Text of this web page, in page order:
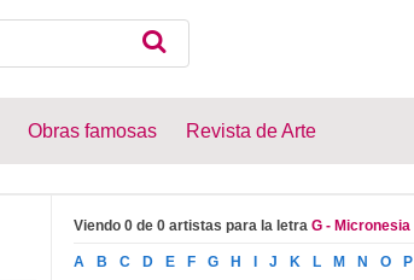
Obras famosas Revista de Arte
Viendo 0 de 0 artistas para la letra G - Micronesia
A B C D E F G H J K L M N O P